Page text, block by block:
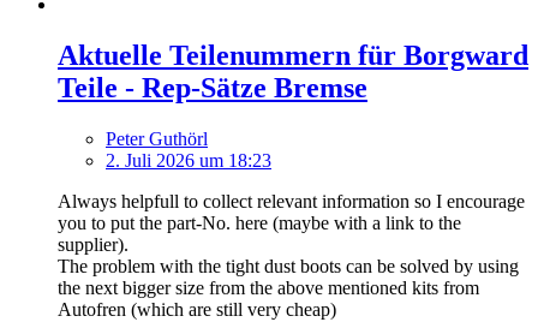
Aktuelle Teilenummern für Borgward
Teile - Rep-Sätze Bremse
Peter Guthörl
2. Juli 2026 um 18:23
Always helpfull to collect relevant information so I encourage
you to put the part-No. here (maybe with a link to the
supplier).
The problem with the tight dust boots can be solved by using
the next bigger size from the above mentioned kits from
Autofren (which are still very cheap)